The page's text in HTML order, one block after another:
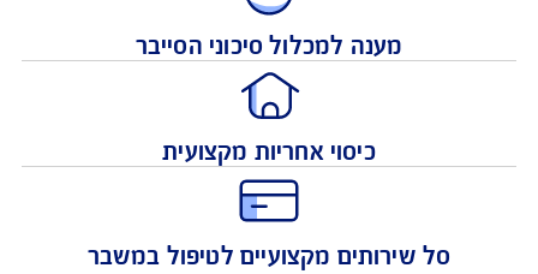
מענה למכלול סיכוני הסייבר